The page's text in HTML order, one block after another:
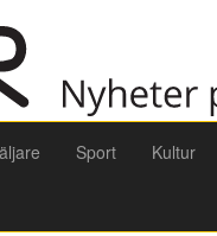
Sport Kultur